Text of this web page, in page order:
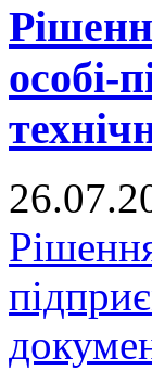
особі-